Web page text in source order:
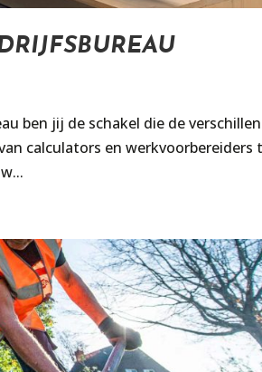
ben jij de schakel die de
calculators en werkvoorbereiders